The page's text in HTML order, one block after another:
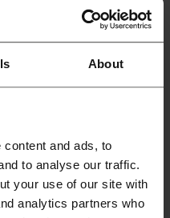
About
and ads, to
to analyse our traffic.
your use of our site with
analytics partners who
bestseller tuotteisiin ja osta
pitävät. Suosituimmat
Dyson
vain Dyson.fi:ssä
100 päivän